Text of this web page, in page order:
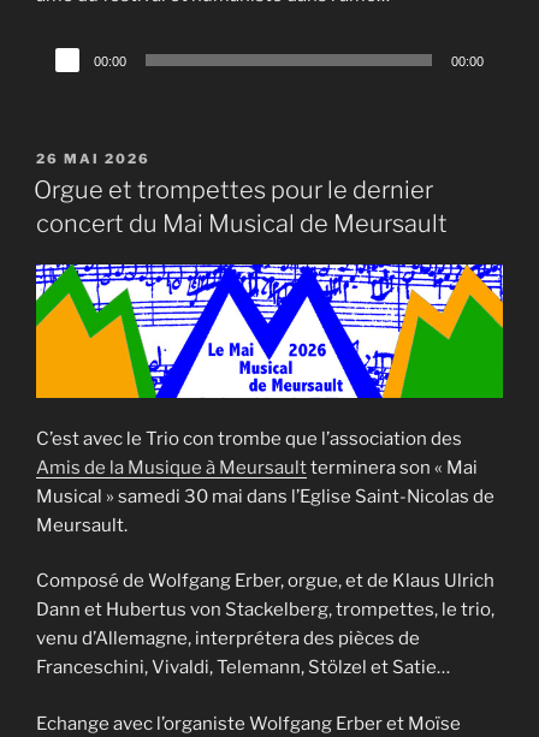
Lecteur
audio
00:00 00:00
PUBLIÉ
LE
26 MAI 2026
Orgue et trompettes pour le dernier
concert du Mai Musical de Meursault
C’est avec le Trio con trombe que l’association des
Amis de la Musique à Meursaultterminera son « Mai
Musical » samedi 30 mai dans l’Eglise Saint-Nicolas de
Meursault.
Composé de Wolfgang Erber, orgue, et de Klaus Ulrich
Dann et Hubertus von Stackelberg, trompettes, le trio,
venu d’Allemagne, interprétera des pièces de
Franceschini, Vivaldi, Telemann, Stölzel et Satie…
Echange avec l’organiste Wolfgang Erber et Moïse